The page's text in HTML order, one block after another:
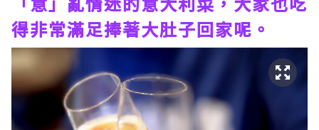
得非常滿足捧著大肚子回家呢。